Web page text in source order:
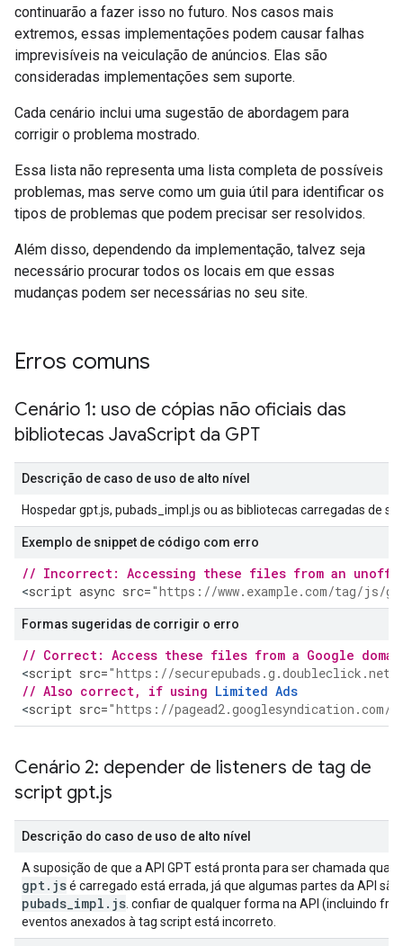
continuarão a fazer isso no futuro. Nos casos mais
extremos, essas implementações podem causar falhas
imprevisíveis na veiculação de anúncios. Elas são
consideradas implementações sem suporte.
Cada cenário inclui uma sugestão de abordagem para
corrigir o problema mostrado.
Essa lista não representa uma lista completa de possíveis
problemas, mas serve como um guia útil para identificar os
tipos de problemas que podem precisar ser resolvidos.
Além disso, dependendo da implementação, talvez seja
necessário procurar todos os locais em que essas
mudanças podem ser necessárias no seu site.
Erros comuns
Cenário 1: uso de cópias não oficiais das
bibliotecas JavaScript da GPT
Descrição de caso de uso de alto nível
Hospedar gpt.js, pubads_impl.js ou as bibliotecas carregadas de
Exemplo de snippet de código com erro
// Incorrect: Accessing these files from an
<script async src="https://www.example.com/tag/js/
Formas sugeridas de corrigir o erro
// Correct: Access these files from a Google
<script src="https://
// Also correct, if using Limited Ads
<script src="https://
Cenário 2: depender de listeners de tag de
script gpt.js
Descrição do caso de uso de alto nível
A suposição de que a API GPT está pronta para ser chamada
gpt. jsé carregado está errada, já que algumas partes da API
pubads impl . js . confiar de qualquer forma na API (incluindo
eventos anexados à tag script está incorreto.